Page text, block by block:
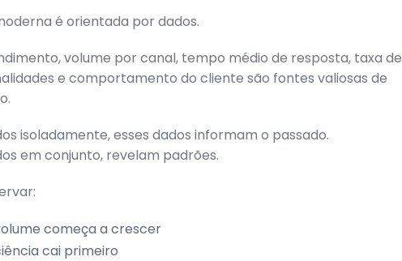
é orientada por dados.
volume por canal, tempo médio de resposta, taxa de
e comportamento do cliente são fontes valiosas de
isoladamente, esses dados informam o passado.
em conjunto, revelam padrões.
começa a crescer
cai primeiro